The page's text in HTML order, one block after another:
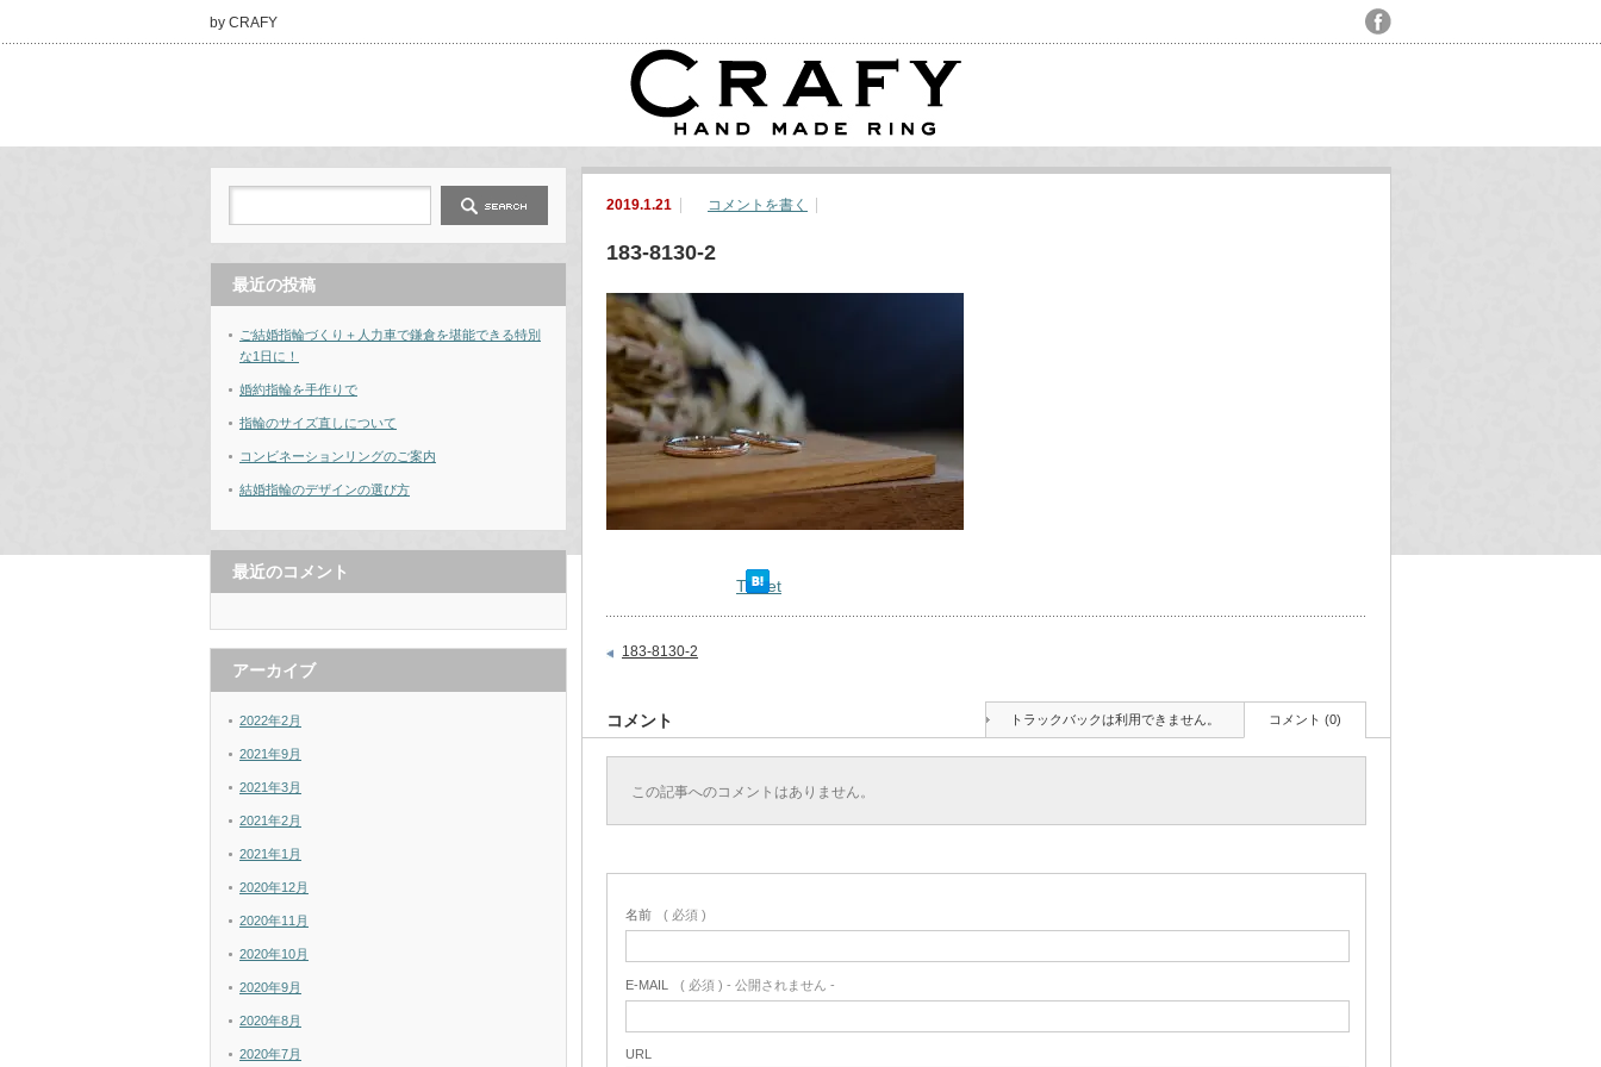
by CRAFY
2019.1.21 コメントを書く
183-8130-2
Tweet
183-8130-2
コメント トラックバックは利用できません。 コメント (0)
この記事へのコメントはありません。
名前 ( 必須 )
E-MAIL ( 必須 ) - 公開されません -
URL
最近の投稿
ご結婚指輪づくり＋人力車で鎌倉を堪能できる特別
な1日に！
婚約指輪を手作りで
指輪のサイズ直しについて
コンビネーションリングのご案内
結婚指輪のデザインの選び方
最近のコメント
アーカイブ
2022年2月
2021年9月
2021年3月
2021年2月
2021年1月
2020年12月
2020年11月
2020年10月
2020年9月
2020年8月
2020年7月